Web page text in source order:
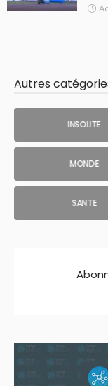
Autres
INSOLITE
MONDE
SANTE